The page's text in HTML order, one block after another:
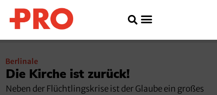
Berlinale
Die Kirche ist zurück!
Neben der Flüchtlingskrise ist der Glaube ein großes